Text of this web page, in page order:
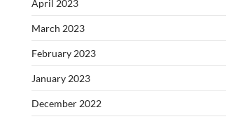
April 2023
March 2023
February 2023
January 2023
December 2022